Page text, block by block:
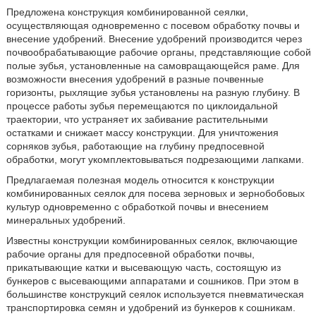
Предложена конструкция комбинированной сеялки,
осуществляющая одновременно с посевом обработку почвы и
внесение удобрений. Внесение удобрений производится через
почвообрабатывающие рабочие органы, представляющие собой
полые зубья, установленные на самовращающейся раме. Для
возможности внесения удобрений в разные почвенные
горизонты, рыхлящие зубья установлены на разную глубину. В
процессе работы зубья перемещаются по циклоидальной
траектории, что устраняет их забивание растительными
остатками и снижает массу конструкции. Для уничтожения
сорняков зубья, работающие на глубину предпосевной
обработки, могут укомплектовываться подрезающими лапками.
Предлагаемая полезная модель относится к конструкции
комбинированных сеялок для посева зерновых и зернобобовых
культур одновременно с обработкой почвы и внесением
минеральных удобрений.
Известны конструкции комбинированных сеялок, включающие
рабочие органы для предпосевной обработки почвы,
прикатывающие катки и высевающую часть, состоящую из
бункеров с высевающими аппаратами и сошников. При этом в
большинстве конструкций сеялок используется пневматическая
транспортировка семян и удобрений из бункеров к сошникам.